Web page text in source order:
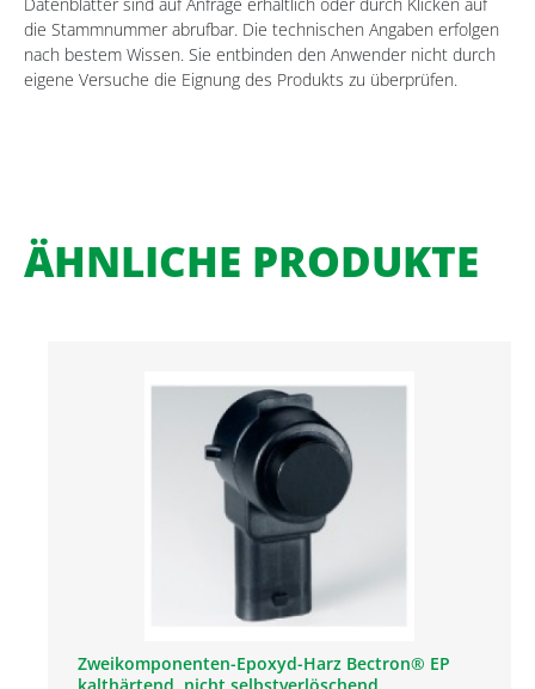
die Stammnummer abrufbar. Die technischen Angaben erfolgen
nach bestem Wissen. Sie entbinden den Anwender nicht durch
eigene Versuche die Eignung des Produkts zu überprüfen.
ÄHNLICHE PRODUKTE
Zweikomponenten-Epoxyd-Harz Bectron® EP
kalthärtend, nicht selbstverlöschend